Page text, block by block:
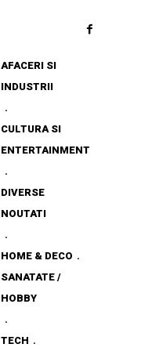
AFACERI SI
INDUSTRII
CULTURA SI
ENTERTAINMENT
DIVERSE
NOUTATI
HOME & DECO
SANATATE /
HOBBY
TECH